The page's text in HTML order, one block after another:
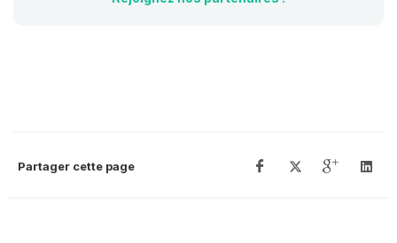
Partager cette page